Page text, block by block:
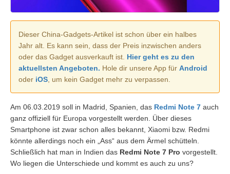
Dieser China-Gadgets-Artikel ist schon über ein halbes
Jahr alt. Es kann sein, dass der Preis inzwischen anders
oder das Gadget ausverkauft ist. Hier geht es zu den
aktuellsten Angeboten. Hole dir unsere App für Android
oder iOS, um kein Gadget mehr zu verpassen.
Am 06.03.2019 soll in Madrid, Spanien, das Redmi Note 7 auch
ganz offiziell für Europa vorgestellt werden. Über dieses
Smartphone ist zwar schon alles bekannt, Xiaomi bzw. Redmi
könnte allerdings noch ein „Ass“ aus dem Ärmel schütteln.
Schließlich hat man in Indien das Redmi Note 7 Pro vorgestellt.
Wo liegen die Unterschiede und kommt es auch zu uns?